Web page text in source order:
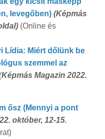
levegőben) (Képmás
(Online és
Lídia: Miért dőlünk be
szemmel az
Képmás Magazin 2022.
ősz (Mennyi a pont
október, 12-15.